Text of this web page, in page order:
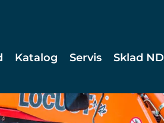
Katalog Servis Sklad ND